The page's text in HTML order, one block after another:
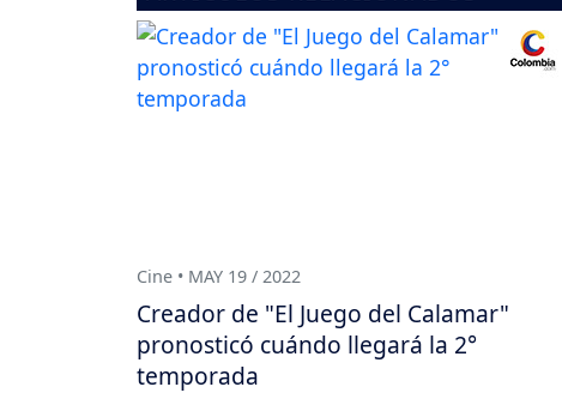
Cine • MAY 19 / 2022
Creador de "El Juego del Calamar"
pronosticó cuándo llegará la 2°
temporada